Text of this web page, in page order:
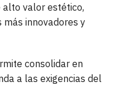
alto valor estético,
innovadores y
consolidar en
a las exigencias del